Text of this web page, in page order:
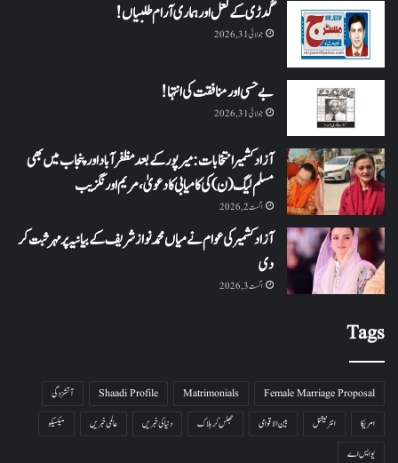
گُدڑی کے لعل اور ہماری آرام طلبیاں!
جولائی 31, 2026
بے حسی اور منافقت کی انتہا !
جولائی 31, 2026
آزاد کشمیر انتخابات: میرپور کے بعد مظفرآباد اور پنجاب میں بھی
مسلم لیگ (ن) کی کامیابی کا دعویٰ، مریم اورنگزیب
اگست 2, 2026
آزاد کشمیر کی عوام نے میاں محمد نواز شریف کے بیانیہ پر مہر ثبت کر
دی
اگست 3, 2026
Tags
Female Marriage Proposal
Matrimonials
Shaadi Profile
آتشزدگی
امریکا
انٹرنیشنل بین الاقوامی جھلس کر ہلاک دنیا کی خبریں عالمی خبریں
میکسیکو
یو ایس اے